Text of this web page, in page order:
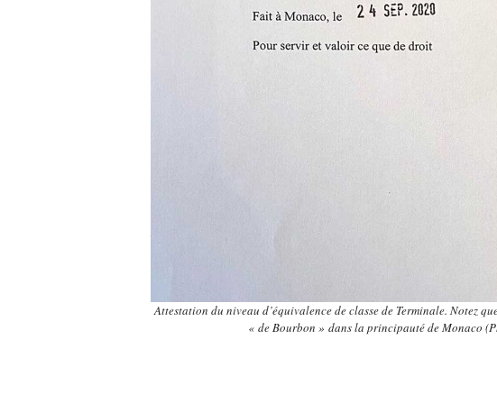
Attestation du niveau d’équivalence de classe de Terminale. Notez
« de Bourbon » dans la principauté de Monaco